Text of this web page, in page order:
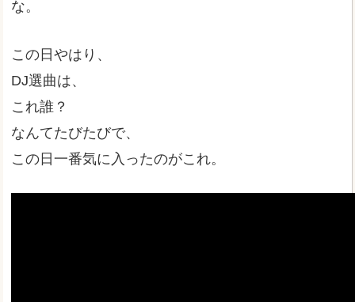
な。
この日やはり、
DJ選曲は、
これ誰？
なんてたびたびで、
この日一番気に入ったのがこれ。